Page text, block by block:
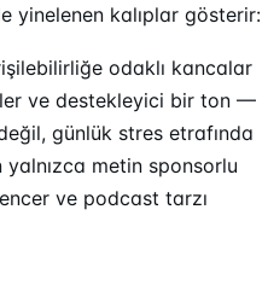
yinelenen kalıplar gösterir:
odaklı kancalar
ve destekleyici bir ton —
günlük stres etrafında
metin sponsorlu
ve podcast tarzı